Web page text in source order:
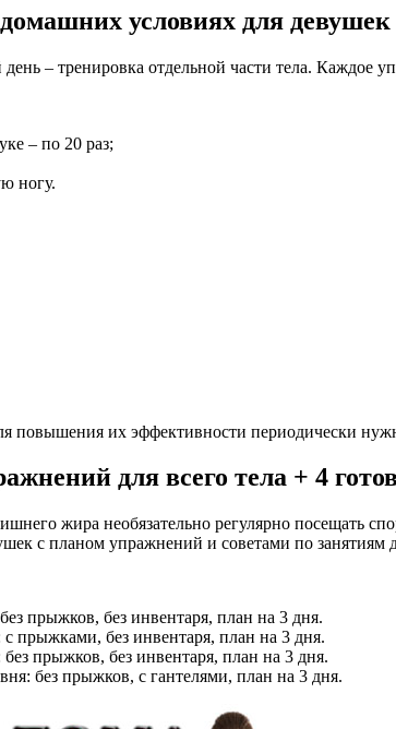
условиях для девушек
– тренировка отдельной части тела. Каждое
– по 20 раз;
ногу.
повышения их эффективности периодически
для всего тела + 4
жира необязательно регулярно посещать
с планом упражнений и советами по занятиям
прыжков, без инвентаря, план на 3 дня.
прыжками, без инвентаря, план на 3 дня.
прыжков, без инвентаря, план на 3 дня.
без прыжков, с гантелями, план на 3 дня.